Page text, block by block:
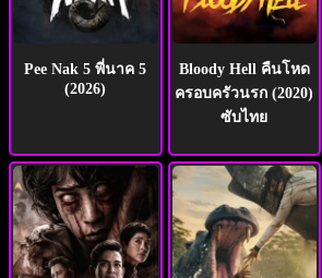
Pee Nak 5 พี่นาค 5
(2026)
Bloody Hell คืนโหด
ครอบครัวนรก (2020)
ซับไทย